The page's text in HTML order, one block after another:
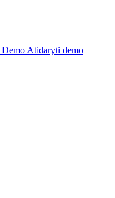
Demo Atidaryti demo